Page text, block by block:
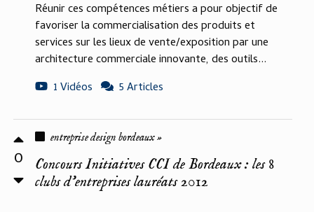
Réunir ces compétences métiers a pour objectif de
favoriser la commercialisation des produits et
services sur les lieux de vente/exposition par une
architecture commerciale innovante, des outils...
1 Vidéos
5 Articles
0
entreprise design bordeaux »
Concours Initiatives CCI de Bordeaux : les 8
clubs d'entreprises lauréats 2012